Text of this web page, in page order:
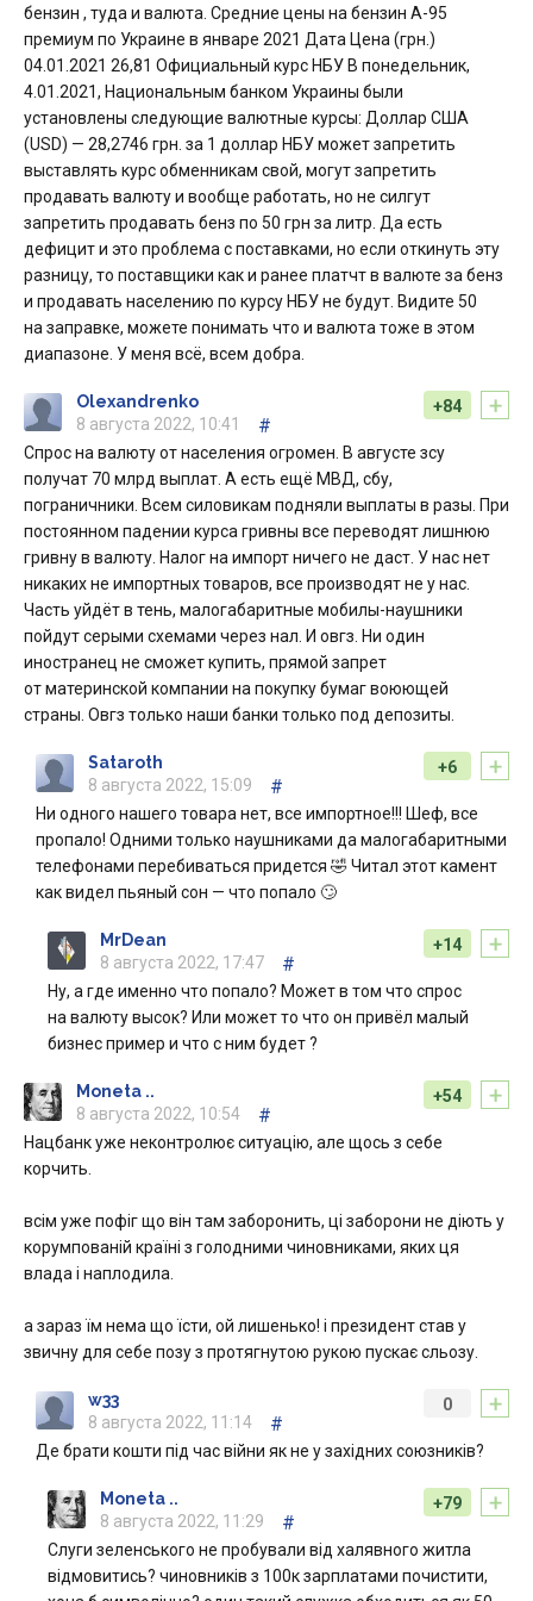
бензин , туда и валюта. Средние цены на бензин А-95
премиум по Украине в январе 2021 Дата Цена (грн.)
04.01.2021 26,81 Официальный курс НБУ В понедельник,
4.01.2021, Национальным банком Украины были
установлены следующие валютные курсы: Доллар США
(USD) — 28,2746 грн. за 1 доллар НБУ может запретить
выставлять курс обменникам свой, могут запретить
продавать валюту и вообще работать, но не силгут
запретить продавать бенз по 50 грн за литр. Да есть
дефицит и это проблема с поставками, но если откинуть эту
разницу, то поставщики как и ранее платчт в валюте за бенз
и продавать населению по курсу НБУ не будут. Видите 50
на заправке, можете понимать что и валюта тоже в этом
диапазоне. У меня всё, всем добра.
+
+84
Olexandrenko
8 августа 2022, 10:41
#
Спрос на валюту от населения огромен. В августе зсу
получат 70 млрд выплат. А есть ещё МВД, сбу,
пограничники. Всем силовикам подняли выплаты в разы. При
постоянном падении курса гривны все переводят лишнюю
гривну в валюту. Налог на импорт ничего не даст. У нас нет
никаких не импортных товаров, все производят не у нас.
Часть уйдёт в тень, малогабаритные мобилы-наушники
пойдут серыми схемами через нал. И овгз. Ни один
иностранец не сможет купить, прямой запрет
от материнской компании на покупку бумаг воюющей
страны. Овгз только наши банки только под депозиты.
+
+6
Sataroth
8 августа 2022, 15:09
#
Ни одного нашего товара нет, все импортное!!! Шеф, все
пропало! Одними только наушниками да малогабаритными
телефонами перебиваться придется 🤣 Читал этот камент
как видел пьяный сон — что попало 🙄
+
+14
MrDean
8 августа 2022, 17:47
#
Ну, а где именно что попало? Может в том что спрос
на валюту высок? Или может то что он привёл малый
бизнес пример и что с ним будет ?
+
+54
Moneta ..
8 августа 2022, 10:54
#
Нацбанк уже неконтролює ситуацію, але щось з себе
корчить.
всім уже пофіг що він там заборонить, ці заборони не діють у
корумпованій країні з голодними чиновниками, яких ця
влада і наплодила.
а зараз їм нема що їсти, ой лишенько! і президент став у
звичну для себе позу з протягнутою рукою пускає сльозу.
+
0
w33
8 августа 2022, 11:14
#
Де брати кошти під час війни як не у західних союзників?
+
+79
Moneta ..
8 августа 2022, 11:29
#
Слуги зеленського не пробували від халявного житла
відмовитись? чиновників з 100к зарплатами почистити,